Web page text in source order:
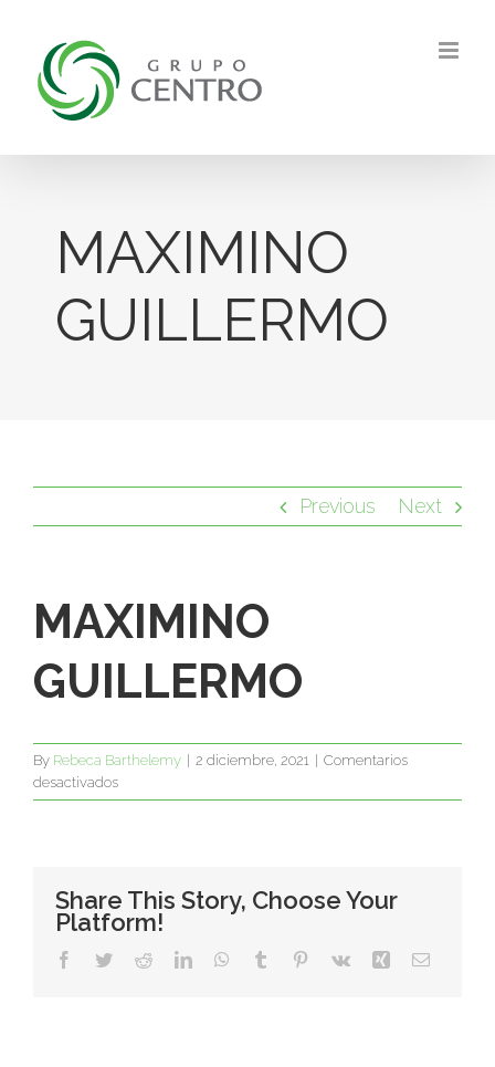
content
MAXIMINO
GUILLERMO
Previous Next
MAXIMINO
GUILLERMO
By Rebeca Barthelemy 2 diciembre, 2021
Comentarios
desactivadosen
MAXIMINO
Share This Story, Choose Your
Platform!
Facebook
TwitterRedditLinkedInWhatsApp
Tumblr Pinterest
Vk Xing Email